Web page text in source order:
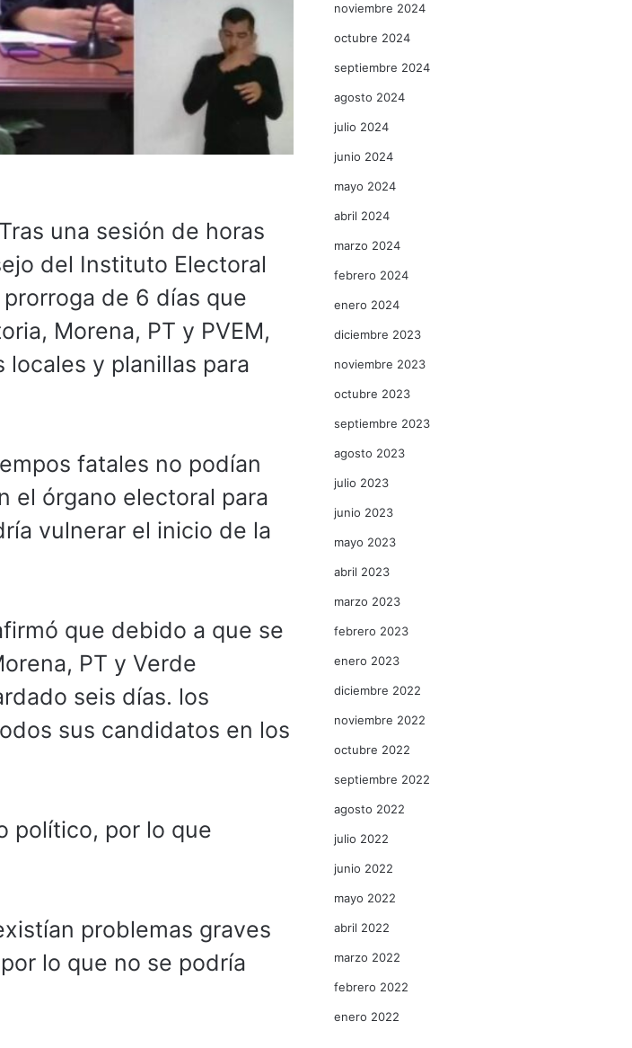
una sesión de horas
del Instituto Electoral
de 6 días que
Morena, PT y PVEM,
y planillas para
fatales no podían
el órgano electoral para
vulnerar el inicio de la
que debido a que se
PT y Verde
seis días. los
sus candidatos en los
político, por lo que
problemas graves
lo que no se podría
noviembre 2024
octubre 2024
septiembre 2024
agosto 2024
julio 2024
junio 2024
mayo 2024
abril 2024
marzo 2024
febrero 2024
enero 2024
diciembre 2023
noviembre 2023
octubre 2023
septiembre 2023
agosto 2023
julio 2023
junio 2023
mayo 2023
abril 2023
marzo 2023
febrero 2023
enero 2023
diciembre 2022
noviembre 2022
octubre 2022
septiembre 2022
agosto 2022
julio 2022
junio 2022
mayo 2022
abril 2022
marzo 2022
febrero 2022
enero 2022